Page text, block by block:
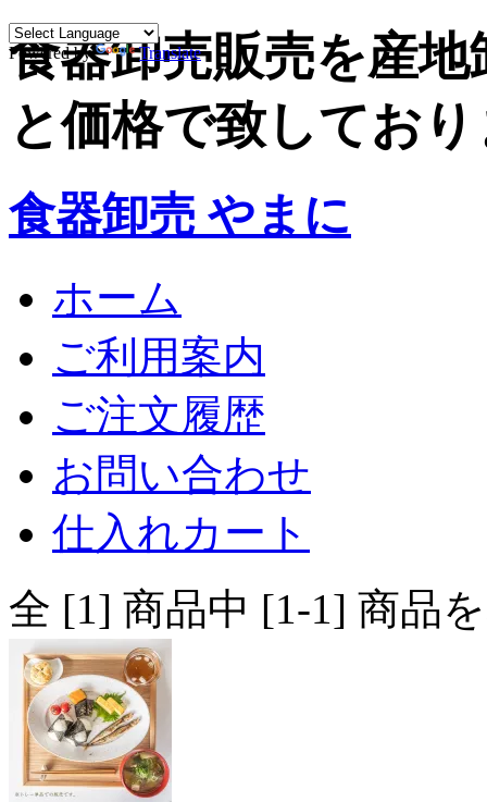
Powered by Translate
食器卸売販売を産
と価格で致してお
食器卸売 やまに
ホーム
ご利用案内
ご注文履歴
お問い合わせ
仕入れカート
全 [1] 商品中 [1-1] 商品